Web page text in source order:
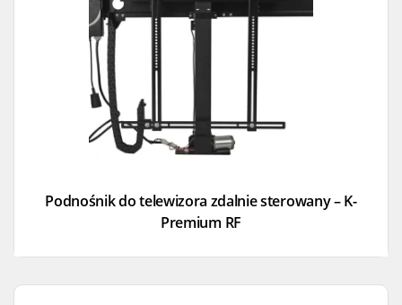
Podnośnik do telewizora zdalnie sterowany – K-
Premium RF